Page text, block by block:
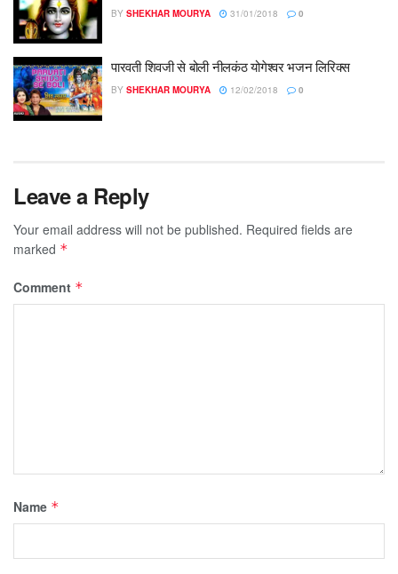
BY SHEKHAR MOURYA 31/01/2018 0
पारवती शिवजी से बोली नीलकंठ योगेश्वर भजन लिरिक्स
BY SHEKHAR MOURYA 12/02/2018 0
Leave a Reply
Your email address will not be published. Required fields are
marked *
Comment *
Name *